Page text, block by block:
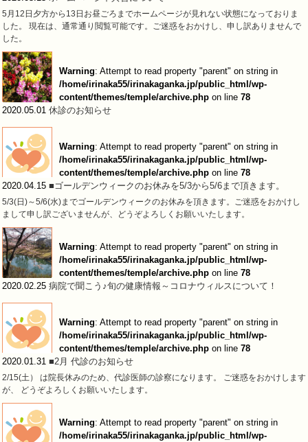
5月12日夕方から13日お昼ごろまでホームページが見れない状態になっておりま
した。 現在は、通常通り閲覧可能です。ご迷惑をおかけし、申し訳ありませんで
した。
Warning: Attempt to read property "parent" on string in
/home/irinaka55/irinakaganka.jp/public_html/wp-
content/themes/temple/archive.php on line 78
2020.05.01 休診のお知らせ
Warning: Attempt to read property "parent" on string in
/home/irinaka55/irinakaganka.jp/public_html/wp-
content/themes/temple/archive.php on line 78
2020.04.15 ■ゴールデンウィークのお休みを5/3から5/6まで頂きます。
5/3(日)～5/6(水)までゴールデンウィークのお休みを頂きます。ご迷惑をおかけし
まして申し訳ございませんが、どうぞよろしくお願いいたします。
Warning: Attempt to read property "parent" on string in
/home/irinaka55/irinakaganka.jp/public_html/wp-
content/themes/temple/archive.php on line 78
2020.02.25 病院で聞こう♪旬の健康情報～コロナウィルスについて！
Warning: Attempt to read property "parent" on string in
/home/irinaka55/irinakaganka.jp/public_html/wp-
content/themes/temple/archive.php on line 78
2020.01.31 ■2月 代診のお知らせ
2/15(土） は院長休みのため、代診医師の診察になります。 ご迷惑をおかけします
が、 どうぞよろしくお願いいたします。
Warning: Attempt to read property "parent" on string in
/home/irinaka55/irinakaganka.jp/public_html/wp-